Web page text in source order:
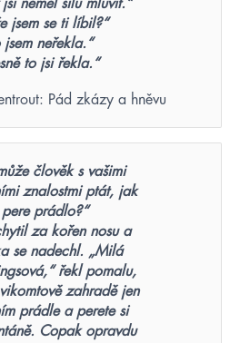
neměl sílu mluvit.“
jsem se ti líbil?“
jsem neřekla.“
to jsi řekla.“
Pád zkázy a hněvu
člověk s vašimi
znalostmi ptát, jak
pere prádlo?“
za kořen nosu a
se nadechl. „Milá
řekl pomalu,
zahradě jen
prádle a perete si
Copak opravdu